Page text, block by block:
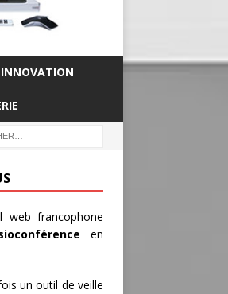
INNOVATION
francophone
en
un outil de veille